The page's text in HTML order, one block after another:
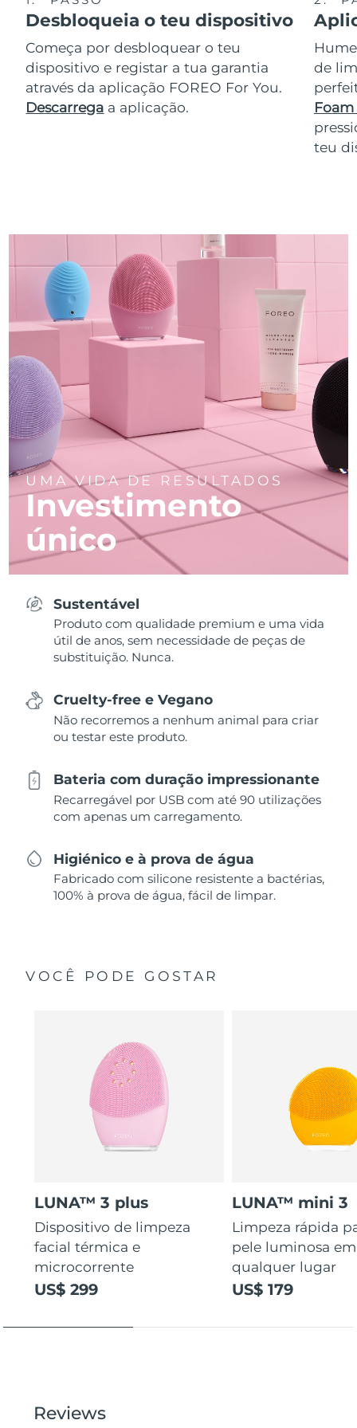
Desbloqueia o teu dispositivo
Começa por desbloquear o teu
dispositivo e registar a tua garantia
através da aplicação FOREO For You.
Descarrega a aplicação.
de
Foam
teu
UMA VIDA DE RESULTADOS
Investimento
único
Sustentável
Produto com qualidade premium e uma vida
útil de anos, sem necessidade de peças de
substituição. Nunca.
Cruelty-free e Vegano
Não recorremos a nenhum animal para criar
ou testar este produto.
Bateria com duração impressionante
Recarregável por USB com até 90 utilizações
com apenas um carregamento.
Higiénico e à prova de água
Fabricado com silicone resistente a bactérias,
100% à prova de água, fácil de limpar.
VOCÊ PODE GOSTAR
LUNA™ 3 plus
Dispositivo de limpeza
facial térmica e
microcorrente
US$ 299
LUNA™ mini 3
Limpeza rápida
pele luminosa em
qualquer lugar
US$ 179